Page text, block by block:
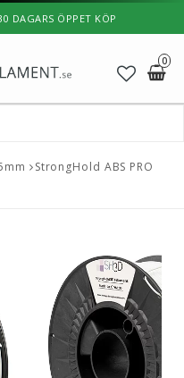
DAGARS ÖPPET KÖP
0
StrongHold ABS PRO